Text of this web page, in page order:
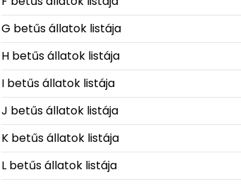
G betűs állatok listája
H betűs állatok listája
I betűs állatok listája
J betűs állatok listája
K betűs állatok listája
L betűs állatok listája